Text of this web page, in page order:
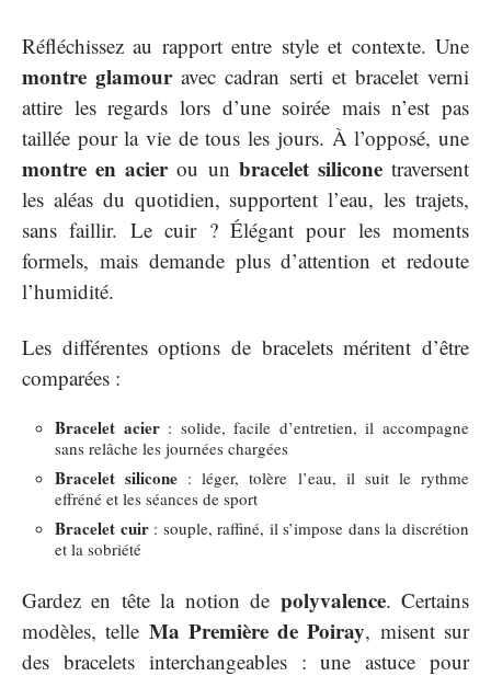
Réfléchissez au rapport entre style et contexte. Une
montre glamouravec cadran serti et bracelet verni
attire les regards lors d’une soirée mais n’est pas
taillée pour la vie de tous les jours. À l’opposé, une
montre en acierou un bracelet siliconetraversent
les aléas du quotidien, supportent l’eau, les trajets,
sans faillir. Le cuir ? Élégant pour les moments
formels, mais demande plus d’attention et redoute
l’humidité.
Les différentes options de bracelets méritent d’être
comparées :
Bracelet acier: solide, facile d’entretien, il accompagne
sans relâche les journées chargées
Bracelet silicone : léger, tolère l’eau, il suit le rythme
effréné et les séances de sport
Bracelet cuir: souple, raffiné, il s’impose dans la discrétion
et la sobriété
Gardez en tête la notion de polyvalence. Certains
modèles, telle Ma Première de Poiray, misent sur
des bracelets interchangeables : une astuce pour